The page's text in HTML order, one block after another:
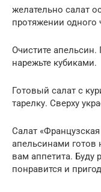
желательно салат
протяжении одного
Очистите
нарежьте кубиками.
Готовый салат с
тарелку. Сверху
Салат
апельсинами готов
вам аппетита. Буду
понравится и